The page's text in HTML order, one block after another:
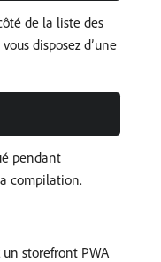
de la liste des
vous disposez d’une
pendant
compilation.
storefront PWA